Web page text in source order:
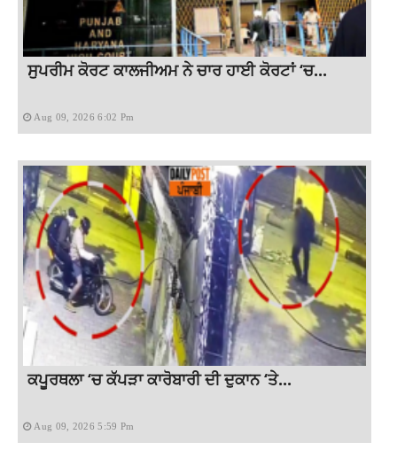
ਸੁਪਰੀਮ ਕੋਰਟ ਕਾਲਜੀਅਮ ਨੇ ਚਾਰ ਹਾਈ ਕੋਰਟਾਂ ‘ਚ...
Aug 09, 2026 6:02 Pm
ਕਪੂਰਥਲਾ ‘ਚ ਕੱਪੜਾ ਕਾਰੋਬਾਰੀ ਦੀ ਦੁਕਾਨ ‘ਤੇ...
Aug 09, 2026 5:59 Pm